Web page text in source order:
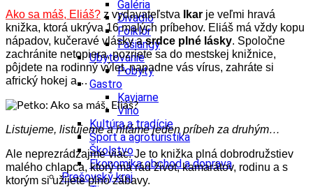
Galéria
Divadlo
Folklór
Fašiangy
Ubytovanie
Pobyty
Gastro
Kaviarne
Víno
Kultúra a tradície
Šport a agroturistika
Školstvo
Ekonomika obchod a doprava
Prešovský kraj
Ako sa máš, Eliáš? z vydavateľstva Ikar je veľmi hravá
knižka, ktorá ukrýva 16 malých príbehov. Eliáš má vždy kopu
nápadov, kučeravé vlásky asrdce plné lásky. Spoločne
zachránite netopiera, pozriete sa do mestskej knižnice,
pôjdete na rodinný výlet, napadne vás vírus, zahráte si
africký hokej a…
Listujeme, listujeme a hltáme jeden príbeh za druhým…
Ale neprezrádzajme viac. Je to knižka plná dobrodružstiev
malého chlapca, ktorý má rád život, kamarátov, rodinu a s
ktorým si užijete plno zábavy.